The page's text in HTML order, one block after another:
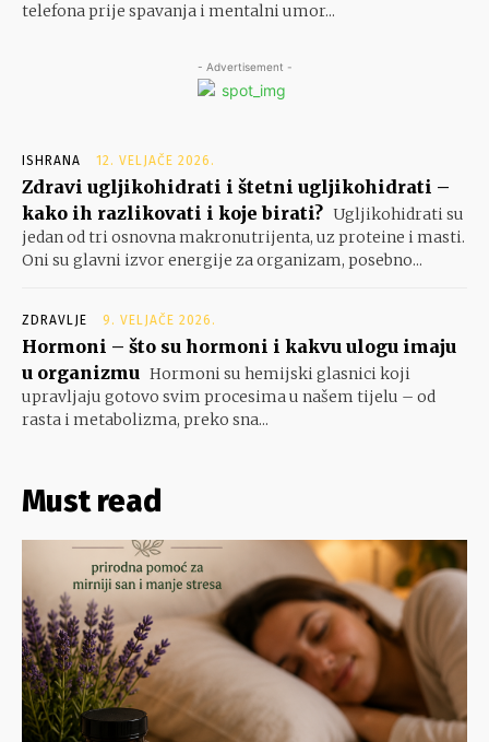
telefona prije spavanja i mentalni umor...
- Advertisement -
ISHRANA 12. VELJAČE 2026.
Zdravi ugljikohidrati i štetni ugljikohidrati –
kako ih razlikovati i koje birati? Ugljikohidrati su
jedan od tri osnovna makronutrijenta, uz proteine i masti.
Oni su glavni izvor energije za organizam, posebno...
ZDRAVLJE 9. VELJAČE 2026.
Hormoni – što su hormoni i kakvu ulogu imaju
u organizmu Hormoni su hemijski glasnici koji
upravljaju gotovo svim procesima u našem tijelu – od
rasta i metabolizma, preko sna...
Must read